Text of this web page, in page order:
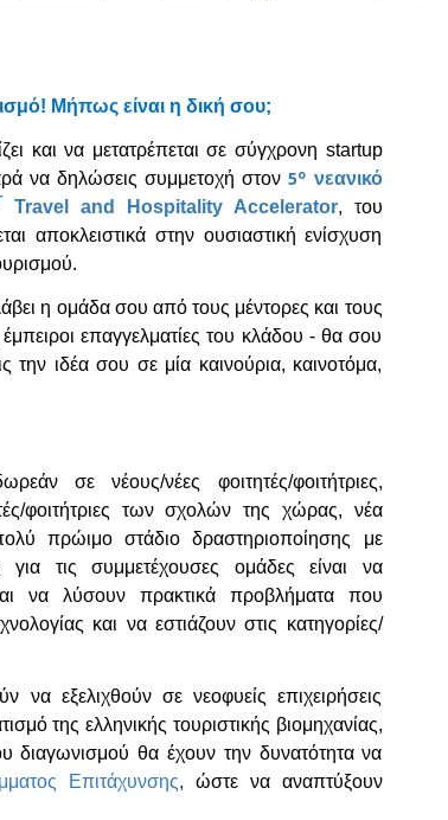
Μήπως είναι η δική σου;
και να μετατρέπεται σε σύγχρονη startup
να δηλώσεις συμμετοχή στον 5ο νεανικό
Travel and Hospitality Accelerator, του
αποκλειστικά στην ουσιαστική ενίσχυση
η ομάδα σου από τους μέντορες και τους
επαγγελματίες του κλάδου - θα σου
ιδέα σου σε μία καινούρια, καινοτόμα,
σε νέους/νέες φοιτητές/φοιτήτριες,
φοιτήτριες των σχολών της χώρας, νέα
πρώιμο στάδιο δραστηριοποίησης με
για τις συμμετέχουσες ομάδες είναι να
να λύσουν πρακτικά προβλήματα που
και να εστιάζουν στις κατηγορίες/
εξελιχθούν σε νεοφυείς επιχειρήσεις
της ελληνικής τουριστικής βιομηχανίας,
διαγωνισμού θα έχουν την δυνατότητα να
Επιτάχυνσης, ώστε να αναπτύξουν